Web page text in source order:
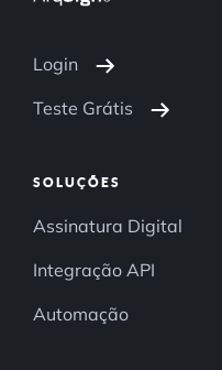
Login
Teste Grátis
SOLUÇÕES
Assinatura Digital
Integração API
Automação